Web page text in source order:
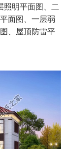
照明平面图、二
面图、一层弱
、屋顶防雷平